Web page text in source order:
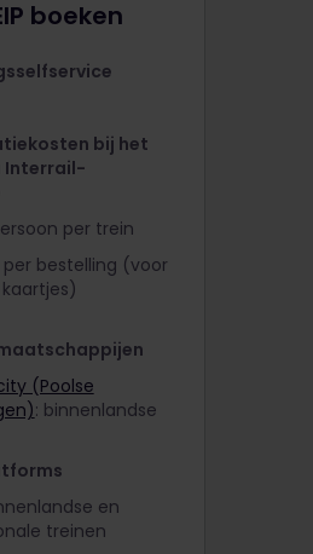
boeken
bij het
Interrail-
per trein
bestelling (voor
(Poolse
: binnenlandse
en
treinen